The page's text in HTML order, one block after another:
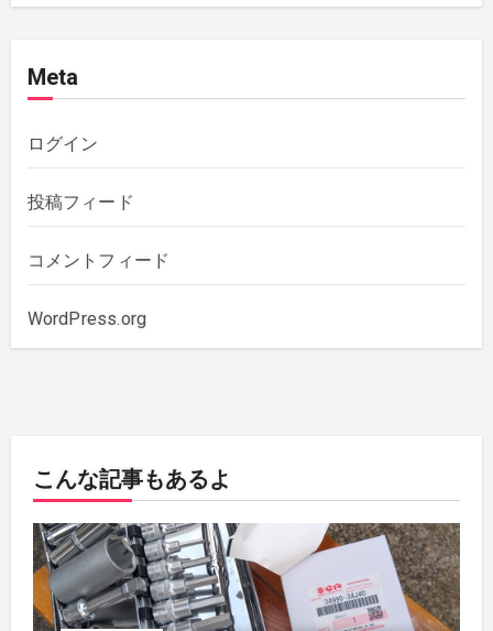
2020年11月
2020年10月
2019年12月
2019年11月
2019年10月
2018年5月
2018年4月 (1)
2017年7月 (2)
Meta
ログイン
投稿フィード
コメントフィード
WordPress.org
こんな記事もあるよ